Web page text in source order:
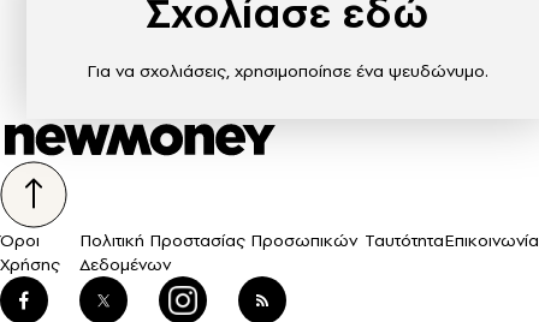
Σχολίασε εδώ
Για να σχολιάσεις, χρησιμοποίησε ένα ψευδώνυμο.
Όροι
Χρήσης
Πολιτική Προστασίας Προσωπικών
Δεδομένων
ΤαυτότηταΕπικοινωνία